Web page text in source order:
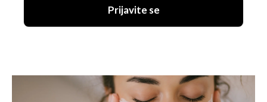
Prijavite se